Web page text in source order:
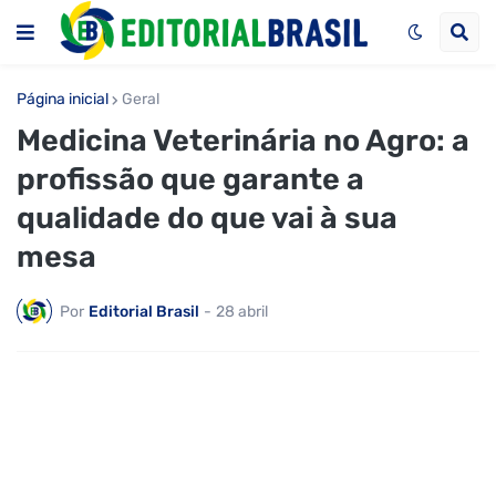
Página inicial Geral
Medicina Veterinária no Agro: a
profissão que garante a
qualidade do que vai à sua
mesa
Por Editorial Brasil - 28 abril